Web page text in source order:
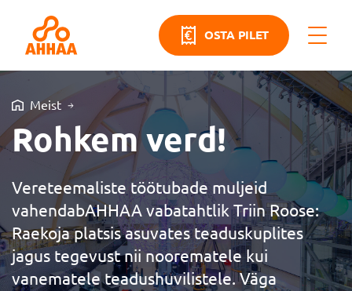
OSTA PILET
Meist
Rohkem verd!
Vereteemaliste töötubade muljeid
vahendabAHHAA vabatahtlik Triin Roose:
Raekoja platsis asuvates teaduskuplites
jagus tegevust nii noorematele kui
vanematele teadushuvilistele. Väga